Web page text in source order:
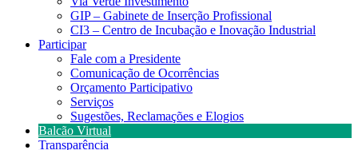
GIP – Gabinete de Inserção Profissional
CI3 – Centro de Incubação e Inovação Industrial
Participar
Fale com a Presidente
Comunicação de Ocorrências
Orçamento Participativo
Serviços
Sugestões, Reclamações e Elogios
Balcão Virtual
Transparência